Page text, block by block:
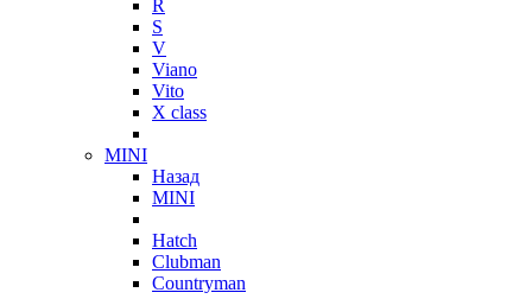
R
S
V
Viano
Vito
X class
MINI
Назад
MINI
Hatch
Clubman
Countryman